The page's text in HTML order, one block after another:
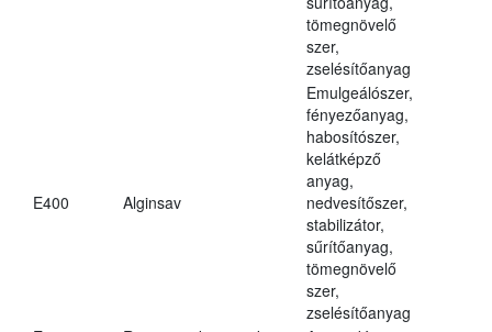
tömegnövelő
szer,
zselésítőanyag
E400 Alginsav
Emulgeálószer,
fényezőanyag,
habosítószer,
kelátképző
anyag,
nedvesítőszer,
stabilizátor,
sűrítőanyag,
tömegnövelő
szer,
zselésítőanyag